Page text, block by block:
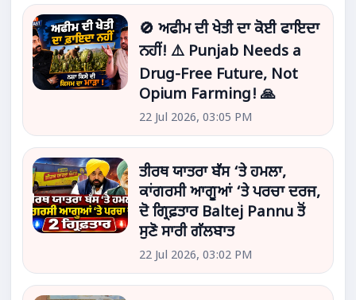
🚫 ਅਫੀਮ ਦੀ ਖੇਤੀ ਦਾ ਕੋਈ ਫਾਇਦਾ
ਨਹੀਂ! ⚠️ Punjab Needs a
Drug-Free Future, Not
Opium Farming! 🙏
22 Jul 2026, 03:05 PM
ਤੀਰਥ ਯਾਤਰਾ ਬੱਸ ‘ਤੇ ਹਮਲਾ,
ਕਾਂਗਰਸੀ ਆਗੂਆਂ ‘ਤੇ ਪਰਚਾ ਦਰਜ,
ਦੋ ਗ੍ਰਿਫ਼ਤਾਰ Baltej Pannu ਤੋਂ
ਸੁਣੋ ਸਾਰੀ ਗੱਲਬਾਤ
22 Jul 2026, 03:02 PM